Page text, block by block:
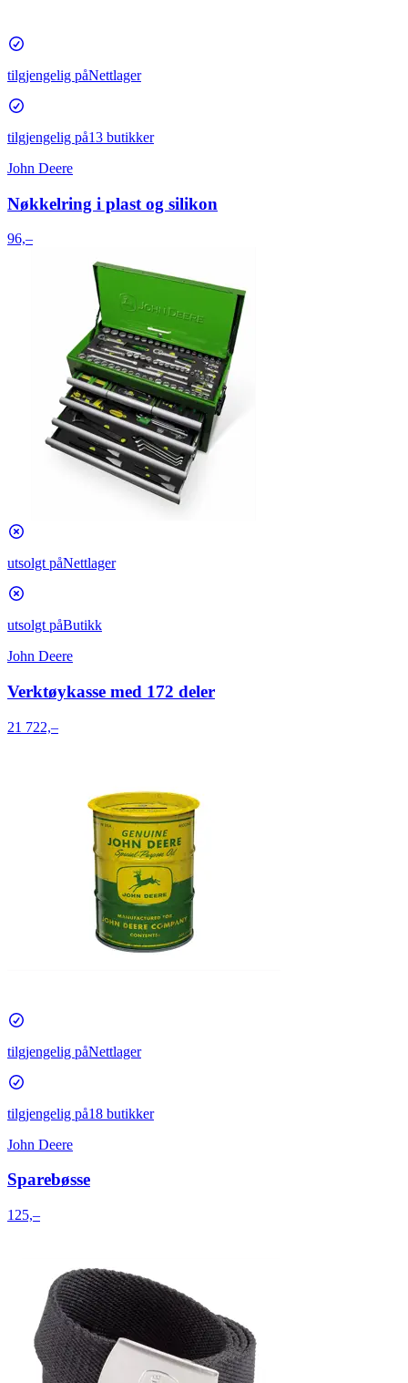
tilgjengelig påNettlager
tilgjengelig på13 butikker
John Deere
Nøkkelring i plast og silikon
96,–
utsolgt påNettlager
utsolgt påButikk
John Deere
Verktøykasse med 172 deler
21 722,–
tilgjengelig påNettlager
tilgjengelig på18 butikker
John Deere
Sparebøsse
125,–